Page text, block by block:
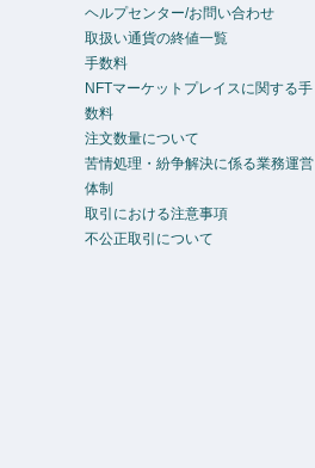
ヘルプセンター/お問い合わせ
取扱い通貨の終値一覧
手数料
NFTマーケットプレイスに関する手
数料
注文数量について
苦情処理・紛争解決に係る業務運営
体制
取引における注意事項
不公正取引について